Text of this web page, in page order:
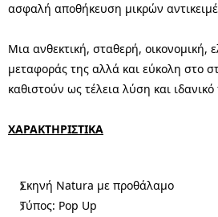
ασφαλή αποθήκευση μικρών
Μια ανθεκτική, σταθερή, οικονομική,
μεταφοράς της αλλά και εύκολη στο
καθιστούν ως τέλεια λύση και
ΧΑΡΑΚΤΗΡΙΣΤΙΚΑ
Σκηνή Νatura με προθάλαμο
Τύπος: Pop Up